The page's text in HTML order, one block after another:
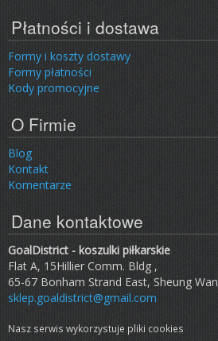
Płatności i dostawa
Formy i koszty dostawy
Formy płatności
Kody promocyjne
O Firmie
Blog
Kontakt
Komentarze
Dane kontaktowe
GoalDistrict - koszulki piłkarskie
Flat A, 15Hillier Comm. Bldg ,
65-67 Bonham Strand East, Sheung Wan
sklep.goaldistrict@gmail.com
Nasz serwis wykorzystuje pliki cookies